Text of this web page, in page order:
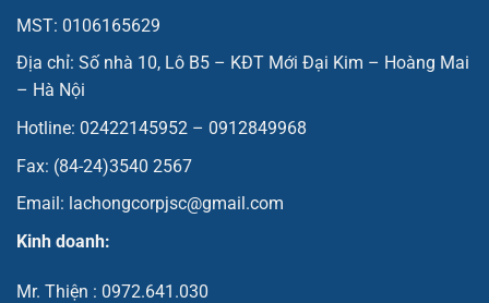
MST: 0106165629
Địa chỉ: Số nhà 10, Lô B5 – KĐT Mới Đại Kim – Hoàng Mai
– Hà Nội
Hotline: 02422145952 – 0912849968
Fax: (84-24)3540 2567
Email: lachongcorpjsc@gmail.com
Kinh doanh:
Mr. Thiện : 0972.641.030